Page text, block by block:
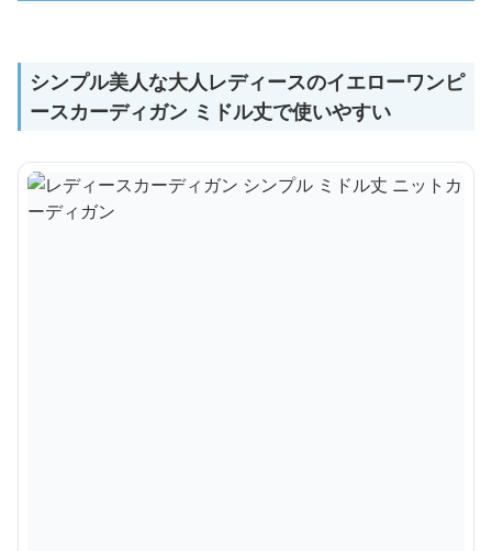
シンプル美人な大人レディースのイエローワンピ
ースカーディガン ミドル丈で使いやすい